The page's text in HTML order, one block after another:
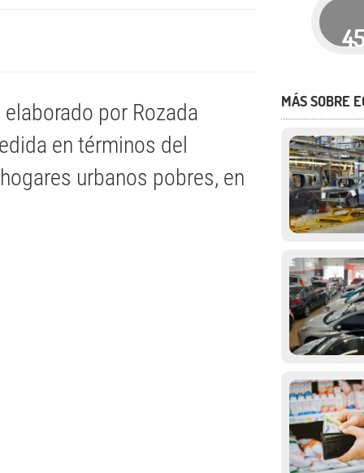
por Rozada
en términos del
urbanos pobres, en
MÁS SOBRE